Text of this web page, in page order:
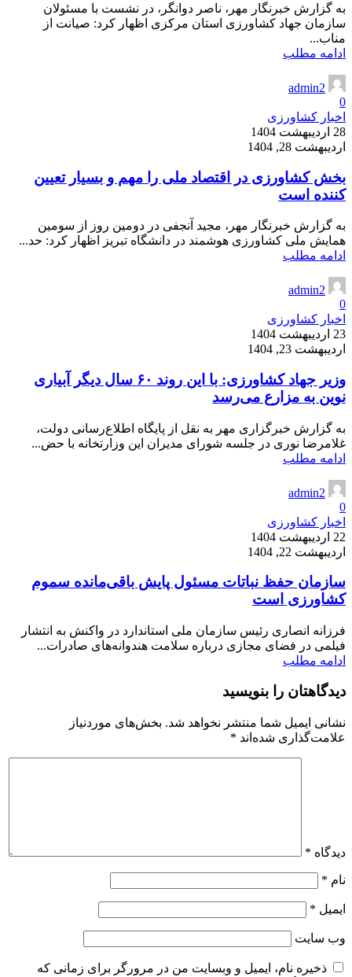
به گزارش خبرنگار مهر، ناصر دوانگر، در نشست با مسئولان
سازمان جهاد کشاورزی استان مرکزی اظهار کرد: صیانت از
مناب...
ادامه مطلب
admin2
0
اخبار کشاورزی
28 اردیبهشت 1404
اردیبهشت 28, 1404
بخش کشاورزی در اقتصاد ملی را مهم و بسیار تعیین
کننده است
به گزارش خبرنگار مهر، مجید آنجفی در دومین روز از سومین
همایش ملی کشاورزی هوشمند در دانشگاه تبریز اظهار کرد: حد...
ادامه مطلب
admin2
0
اخبار کشاورزی
23 اردیبهشت 1404
اردیبهشت 23, 1404
وزیر جهاد کشاورزی: با این روند ۶۰ سال دیگر آبیاری
نوین به مزارع می‌رسد
به گزارش خبرگزاری مهر به نقل از پایگاه اطلاع‌رسانی دولت،
غلامرضا نوری در جلسه شورای مدیران این وزارتخانه با حض...
ادامه مطلب
admin2
0
اخبار کشاورزی
22 اردیبهشت 1404
اردیبهشت 22, 1404
سازمان حفظ نباتات مسئول پایش باقی‌مانده سموم
کشاورزی است
فرزانه انصاری رئیس سازمان ملی استاندارد در واکنش به انتشار
فیلمی در فضای مجازی درباره سلامت هندوانه‌های صادرات...
ادامه مطلب
دیدگاهتان را بنویسید
نشانی ایمیل شما منتشر نخواهد شد. بخش‌های موردنیاز
علامت‌گذاری شده‌اند *
دیدگاه *
نام *
ایمیل *
وب‌ سایت
ذخیره نام، ایمیل و وبسایت من در مرورگر برای زمانی که